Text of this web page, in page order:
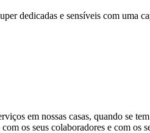
dedicadas e sensíveis com uma
em nossas casas, quando se
os seus colaboradores e com os